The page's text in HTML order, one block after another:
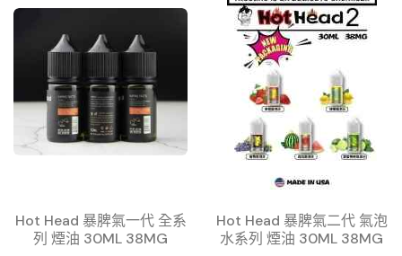
Hot Head 暴脾氣一代 全系
列 煙油 30ML 38MG
Hot Head 暴脾氣二代 氣泡
水系列 煙油 30ML 38MG